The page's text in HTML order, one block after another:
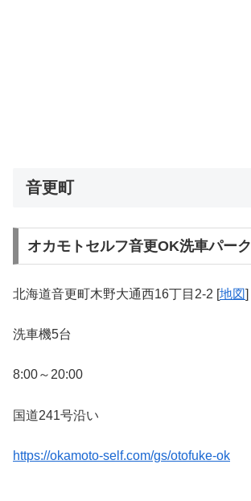
音更町
オカモトセルフ音更OK洗車パーク
北海道音更町木野大通西16丁目2-2 [地図]
洗車機5台
8:00～20:00
国道241号沿い
https://okamoto-self.com/gs/otofuke-ok